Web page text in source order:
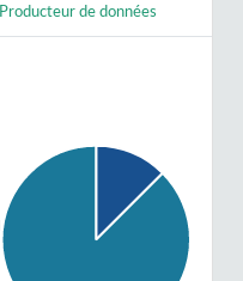
Producteur de données